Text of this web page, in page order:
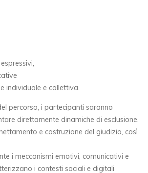
individuale e collettiva.
percorso, i partecipanti saranno
direttamente dinamiche di esclusione,
e costruzione del giudizio, così
i meccanismi emotivi, comunicativi e
i contesti sociali e digitali